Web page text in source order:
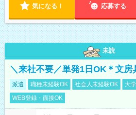
気になる！ 応募する
未読
＼来社不要／単発1日OK＊文房
派遣 職種未経験OK 社会人未経験OK 大
WEB登録・面接OK